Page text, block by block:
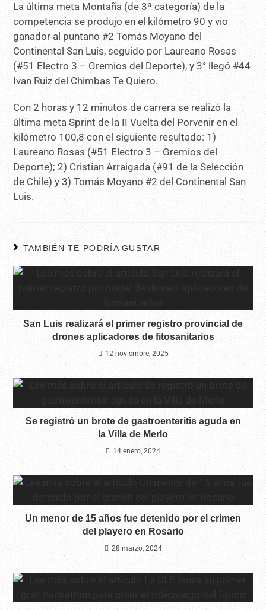
La última meta Montaña (de 3ª categoría) de la
competencia se produjo en el kilómetro 90 y vio
ganador al puntano #2 Tomás Moyano del
Continental San Luis, seguido por Laureano Rosas
(#51 Electro 3 – Gremios del Deporte), y 3° llegó #44
Ivan Ruiz del Chimbas Te Quiero.
Con 2 horas y 12 minutos de carrera se realizó la
última meta Sprint de la II Vuelta del Porvenir en el
kilómetro 100,8 con el siguiente resultado: 1)
Laureano Rosas (#51 Electro 3 – Gremios del
Deporte); 2) Cristian Arraigada (#91 de la Selección
de Chile) y 3) Tomás Moyano #2 del Continental San
Luis.
TAMBIÉN TE PODRÍA GUSTAR
San Luis realizará el primer registro provincial de
drones aplicadores de fitosanitarios
12 noviembre, 2025
Se registró un brote de gastroenteritis aguda en
la Villa de Merlo
14 enero, 2024
Un menor de 15 años fue detenido por el crimen
del playero en Rosario
28 marzo, 2024